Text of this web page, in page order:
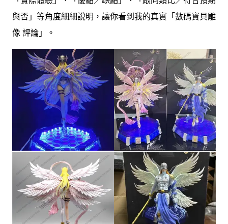
與否」等角度細細說明，讓你看到我的真實「數碼寶貝雕
像 評論」。